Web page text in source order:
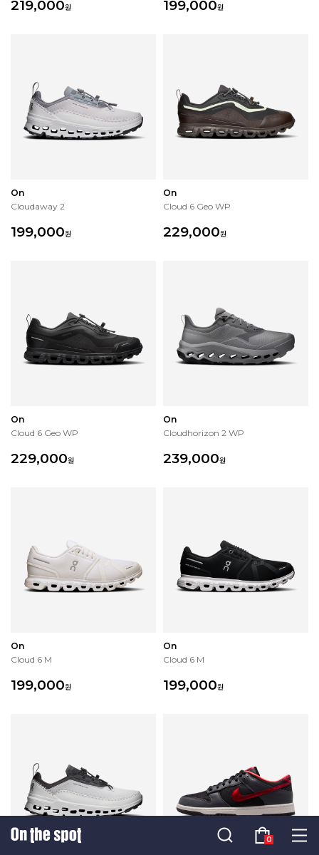
219,000원 199,000원
On
Cloudaway 2
199,000원
On
Cloud 6 Geo WP
229,000원
On
Cloud 6 Geo WP
229,000원
On
Cloudhorizon 2 WP
239,000원
On
Cloud 6 M
199,000원
On
Cloud 6 M
199,000원
0